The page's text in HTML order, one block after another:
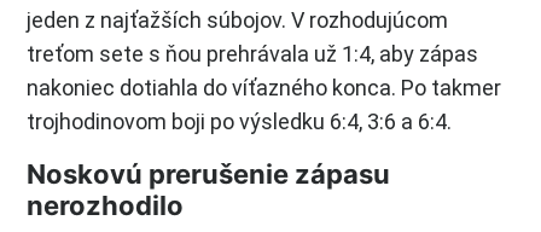
jeden z najťažších súbojov. V rozhodujúcom
treťom sete s ňou prehrávala už 1:4, aby zápas
nakoniec dotiahla do víťazného konca. Po takmer
trojhodinovom boji po výsledku 6:4, 3:6 a 6:4.
Noskovú prerušenie zápasu
nerozhodilo